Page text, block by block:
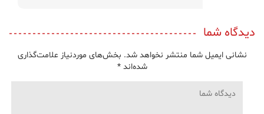
دیدگاه شما
نشانی ایمیل شما منتشر نخواهد شد. بخش‌های موردنیاز علامت‌گذاری
شده‌اند*